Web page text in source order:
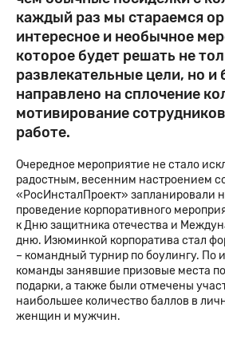
каждый раз мы стараемся
интересное и необычное
которое будет решать не
развлекательные цели, но и
направлено на сплочение
мотивирование
работе.
Очередное мероприятие не стало
радостным, весенним настроением
«РосИнсталПроект» запланировали
проведение корпоративного
к Дню защитника отечества и
дню. Изюминкой корпоратива стал
– командный турнир по боулингу. По
команды занявшие призовые места
подарки, а также были отмечены
наибольшее количество баллов в
женщин и мужчин.